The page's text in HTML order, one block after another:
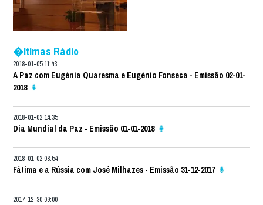
�ltimas Rádio
2018-01-05 11:43
A Paz com Eugénia Quaresma e Eugénio Fonseca - Emissão 02-01-
2018
2018-01-02 14:35
Dia Mundial da Paz - Emissão 01-01-2018
2018-01-02 08:54
Fátima e a Rússia com José Milhazes - Emissão 31-12-2017
2017-12-30 09:00